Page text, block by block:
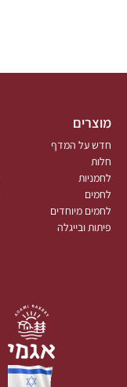
מוצרים
חדש על המדף
חלות
לחמניות
לחמים
לחמים מיוחדים
פיתות ובייגלה